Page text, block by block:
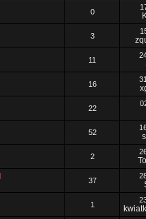
0
3
11
16
22
52
2
37
1